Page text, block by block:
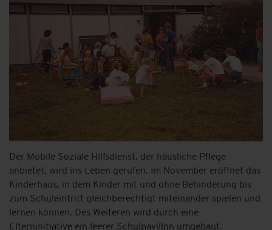
Der Mobile Soziale Hilfsdienst, der häusliche Pflege
anbietet, wird ins Leben gerufen. Im November eröffnet das
Kinderhaus, in dem Kinder mit und ohne Behinderung bis
zum Schuleintritt gleichberechtigt miteinander spielen und
lernen können. Des Weiteren wird durch eine
Elterninitiative ein leerer Schulpavillon umgebaut.